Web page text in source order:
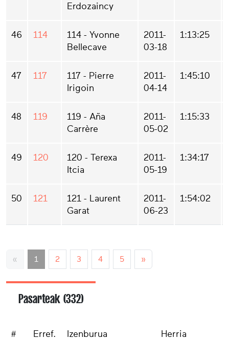
Erdozaincy
46 114
114 - Yvonne
Bellecave
2011-
03-18
1:13:25
47 117
117 - Pierre
Irigoin
2011-
04-14
1:45:10
48 119
119 - Aña
Carrère
2011-
05-02
1:15:33
49 120
120 - Terexa
Itcia
2011-
05-19
1:34:17
50 121
121 - Laurent
Garat
2011-
06-23
1:54:02
« 1 2 3 4 5 »
Pasarteak (332)
# Erref. Izenburua Herria